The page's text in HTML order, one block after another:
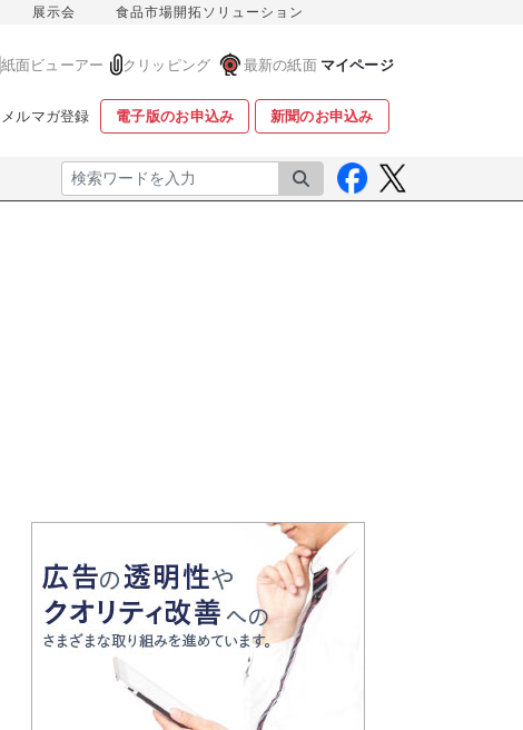
展示会 食品市場開拓ソリューション
紙面ビューアー クリッピング 最新の紙面 マイページ
メルマガ登録 電子版のお申込み 新聞のお申込み
検索